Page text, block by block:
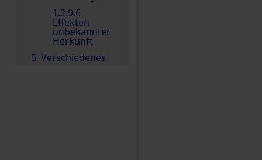
1.2.9.6
Effekten
unbekannter
Herkunft
5. Verschiedenes